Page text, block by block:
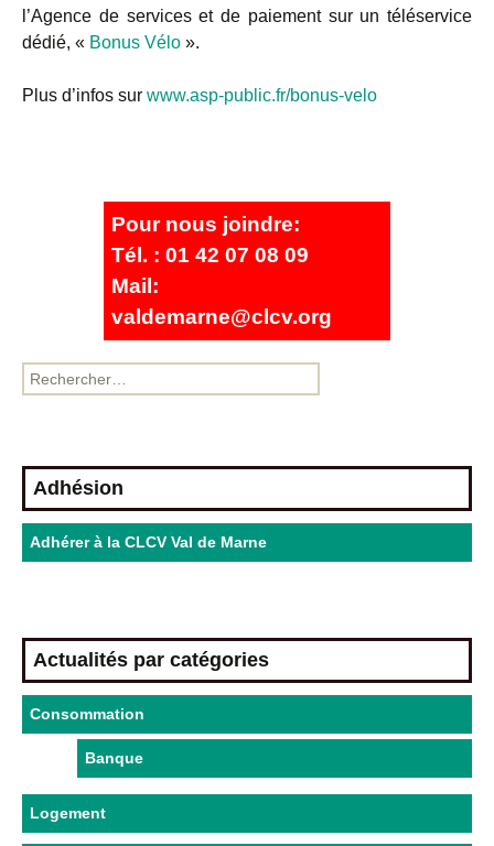
l’Agence de services et de paiement sur un téléservice
dédié, « Bonus Vélo ».
Plus d’infos sur www.asp-public.fr/bonus-velo
Pour nous joindre:
Tél. : 01 42 07 08 09
Mail:
valdemarne@clcv.org
Adhésion
Adhérer à la CLCV Val de Marne
Actualités par catégories
Consommation
Banque
Logement